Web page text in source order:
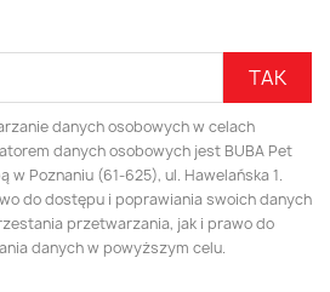
danych osobowych w celach
danych osobowych jest BUBA Pet
w Poznaniu (61-625), ul. Hawelańska 1.
do dostępu i poprawiania swoich danych
przetwarzania, jak i prawo do
danych w powyższym celu.